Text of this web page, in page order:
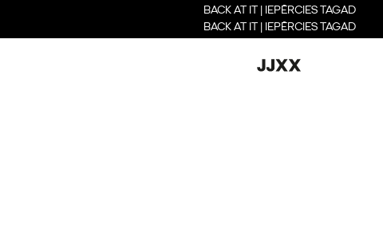
BACK AT IT | IEPĒRCIES TAGAD
BACK AT IT | IEPĒRCIES TAGAD